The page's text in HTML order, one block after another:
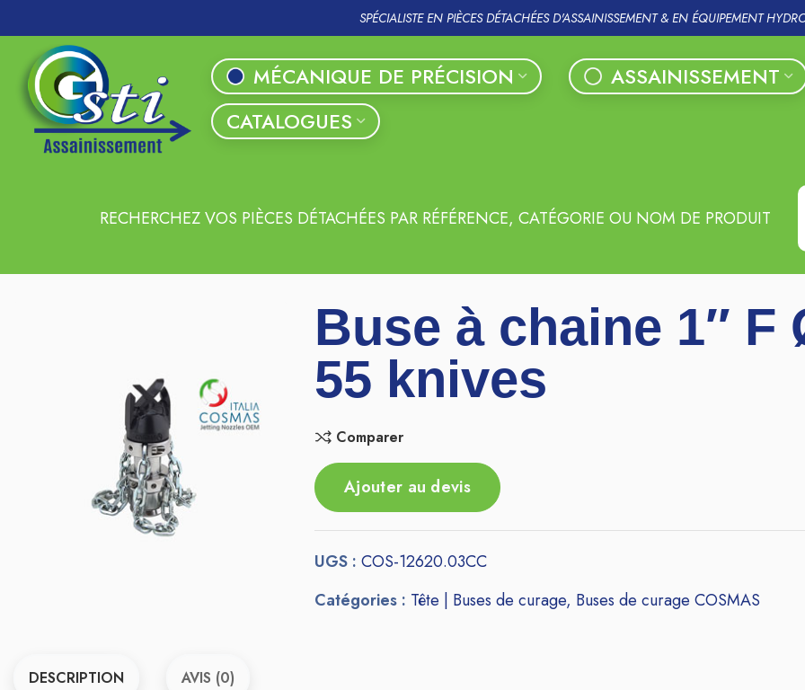
SPÉCIALISTE EN PIÈCES DÉTACHÉES D'ASSAINISSEMENT & EN ÉQUIPEMENT
MÉCANIQUE DE PRÉCISION
ASSAINISSEMENT
CATALOGUES
RECHERCHEZ VOS PIÈCES DÉTACHÉES PAR RÉFÉRENCE, CATÉGORIE OU NOM DE PRODUIT
Buse à chaine 1″ F
55 knives
Comparer
Ajouter au devis
UGS :COS-12620.03CC
Catégories : Tête | Buses de curage, Buses de curage COSMAS
DESCRIPTION AVIS (0)